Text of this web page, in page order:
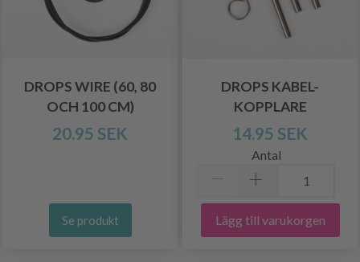
DROPS WIRE (60, 80
OCH 100 CM)
20.95 SEK
Se produkt
DROPS KABEL-
KOPPLARE
14.95 SEK
Antal
Lägg till varukorgen